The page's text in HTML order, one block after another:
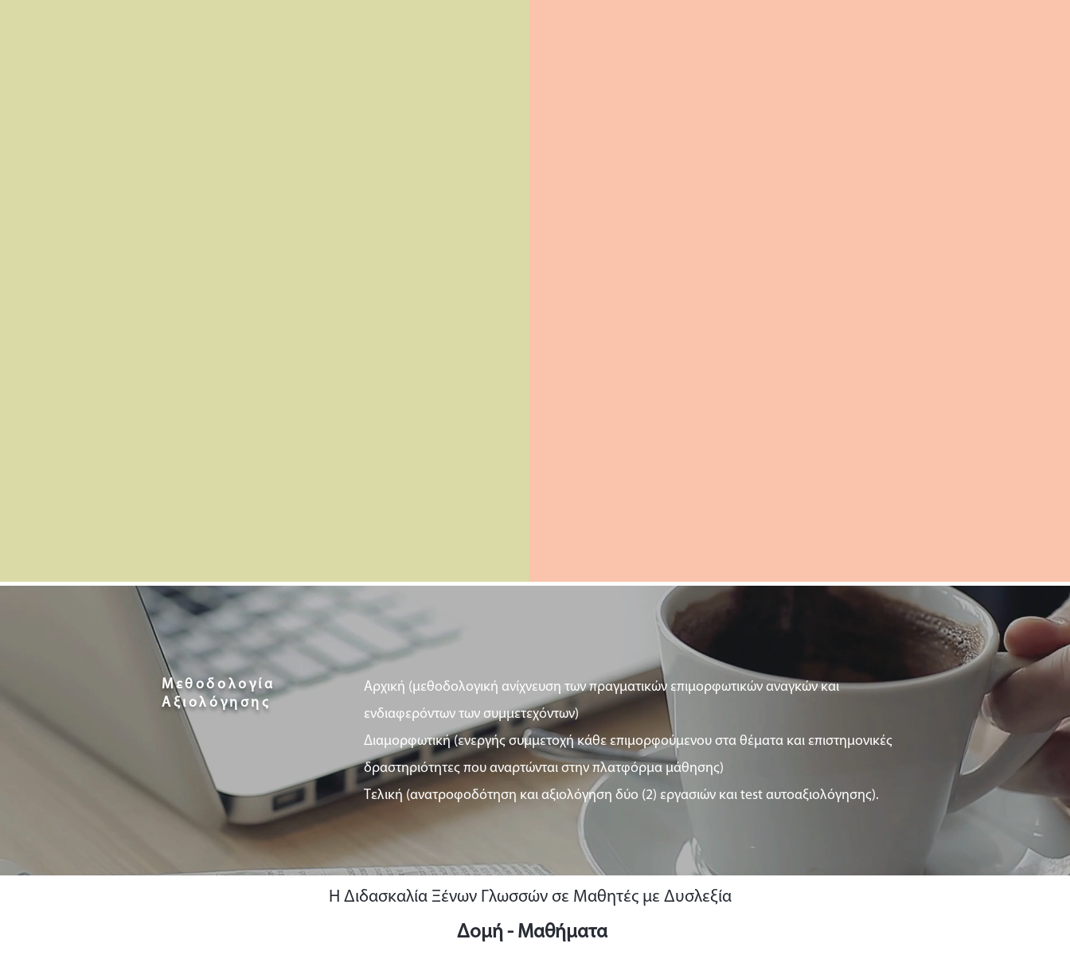
Μεθοδολογία
Αξιολόγησης
Αρχική (μεθοδολογική ανίχνευση των πραγματικών επιμορφωτικών αναγκών και
ενδιαφερόντων των συμμετεχόντων)
Διαμορφωτική (ενεργής συμμετοχή κάθε επιμορφούμενου στα θέματα και επιστημονικές
δραστηριότητες που αναρτώνται στην πλατφόρμα μάθησης)
Τελική (ανατροφοδότηση και αξιολόγηση δύο (2) εργασιών και test αυτοαξιολόγησης).
Η Διδασκαλία Ξένων Γλωσσών σε Μαθητές με Δυσλεξία
Δομή - Μαθήματα